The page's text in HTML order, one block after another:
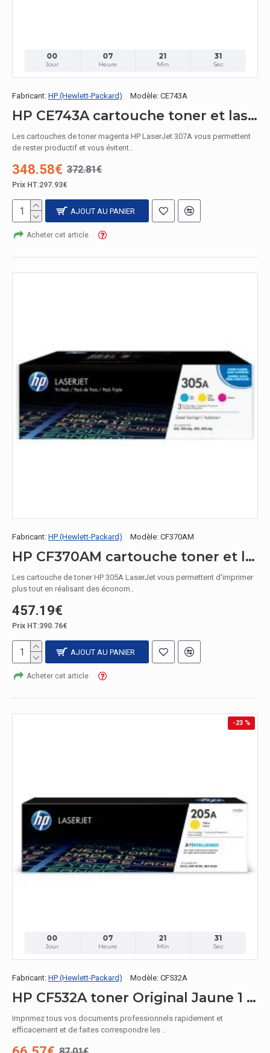
00
Jour
07
Heure
21
Min
30
Sec
Fabricant: HP (Hewlett-Packard) Modèle: CE743A
HP CE743A cartouche toner et laser / CE743A Toner Magenta
Les cartouches de toner magenta HP LaserJet 307A vous permettent
de rester productif et vous évitent..
348.58€ 372.81€
Prix HT:297.93€
AJOUT AU PANIER
Acheter cet article
Fabricant: HP (Hewlett-Packard) Modèle: CF370AM
HP CF370AM cartouche toner et laser / CF370AM Toner Cyan, Magenta, Jaune
Les cartouche de toner HP 305A LaserJet vous permettent d'imprimer
plus tout en réalisant des économ..
457.19€
Prix HT:390.76€
AJOUT AU PANIER
Acheter cet article
-23 %
00
Jour
07
Heure
21
Min
30
Sec
Fabricant: HP (Hewlett-Packard) Modèle: CF532A
HP CF532A toner Original Jaune 1 pièce(s)
Imprimez tous vos documents professionnels rapidement et
efficacement et de faites correspondre les ..